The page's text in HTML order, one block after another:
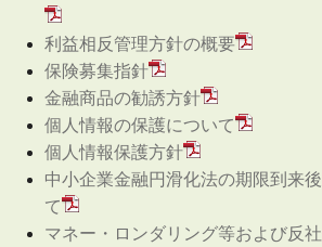
利益相反管理方針の概要
保険募集指針
金融商品の勧誘方針
個人情報の保護について
個人情報保護方針
中小企業金融円滑化法の期限到来
て
マネー・ロンダリング等および反